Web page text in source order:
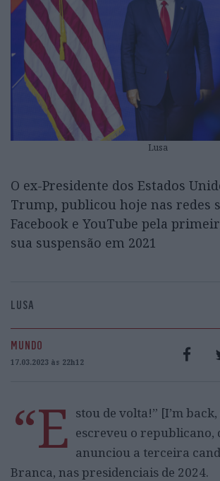
Lusa
O ex-Presidente dos Estados
Trump, publicou hoje nas redes
Facebook e YouTube pela
sua suspensão em 2021
LUSA
MUNDO
17.03.2023 às 22h12
“E stou de volta!” [I’m
escreveu o republicano,
anunciou a terceira
Branca, nas presidenciais de 2024.